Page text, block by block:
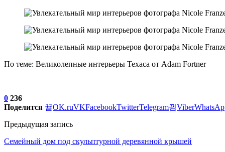
По теме: Великолепные интерьеры Техаса от Adam Fortner
0 236
Поделится
OK.ruVKFacebookTwitterTelegram Viber
Предыдущая запись
Семейный дом под скульптурной деревянной крышей